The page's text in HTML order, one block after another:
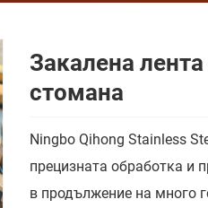
Закалена
стомана
Ningbo Qihong Stainless
прецизната обработка и
в продължение на много